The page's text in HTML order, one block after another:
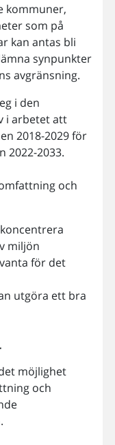
kommuner,
som på
kan antas bli
synpunkter
avgränsning.
i den
i arbetet att
2018-2029 för
2022-2033.
och
miljön
för det
utgöra ett bra
möjlighet
och